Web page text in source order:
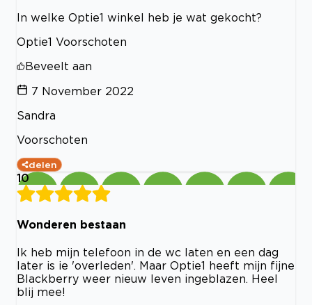
In welke Optie1 winkel heb je wat gekocht?
Optie1 Voorschoten
Beveelt aan
7 November 2022
Sandra
Voorschoten
delen
10
Wonderen bestaan
Ik heb mijn telefoon in de wc laten en een dag
later is ie 'overleden'. Maar Optie1 heeft mijn fijne
Blackberry weer nieuw leven ingeblazen. Heel
blij mee!